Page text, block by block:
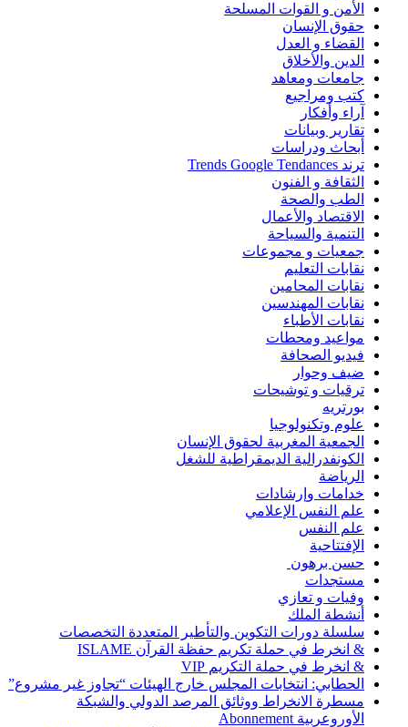
الأمن و القوات المسلحة
حقوق الإنسان
القضاء و العدل
الدين والأخلاق
جامعات ومعاهد
كتب ومراجيع
آراء وأفكار
تقارير وبيانات
أبحاث ودراسات
ترند Trends Google Tendances
الثقافة و الفنون
الطب والصحة
الاقتصاد والأعمال
التنمية والسياحة
جمعيات و مجموعات
نقابات التعليم
نقابات المحامين
نقابات المهندسين
نقابات الأطباء
مواعيد ومحطات
فيديو الصحافة
ضيف وحوار
ترقيات و توشيحات
بورتريه
علوم وتكنولوجيا
الجمعية المغربية لحقوق الإنسان
الكونفدرالية الديمقراطية للشغل
الرياضة
خدامات وإرشادات
علم النفس الإعلامي
علم النفس
الإفتتاحية
حسن برهون
مستجدات
وفيات و تعازي
أنشطة الملك
سلسلة دورات التكوين والتأطير المتعددة التخصصات
& انخرط في حملة تكريم حفظة القرآن ISLAME
& انخرط في حملة التكريم VIP
الحطابي: انتخابات المجلس خارج الهيئات “تجاوز غير مشروع”
مسطرة الانخراط ووثائق المرصد الدولي والشبكة
الأوروعربية Abonnement